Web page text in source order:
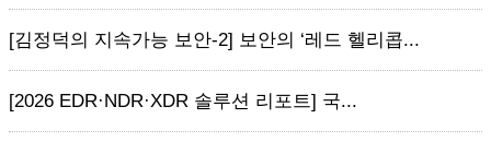
[김정덕의 지속가능 보안-2] 보안의 ‘레드 헬리콥...
[2026 EDR·NDR·XDR 솔루션 리포트] 국...